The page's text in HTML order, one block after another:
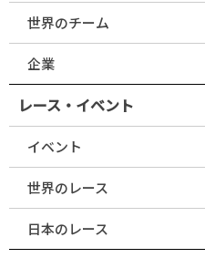
世界のチーム
企業
レース・イベント
イベント
世界のレース
日本のレース